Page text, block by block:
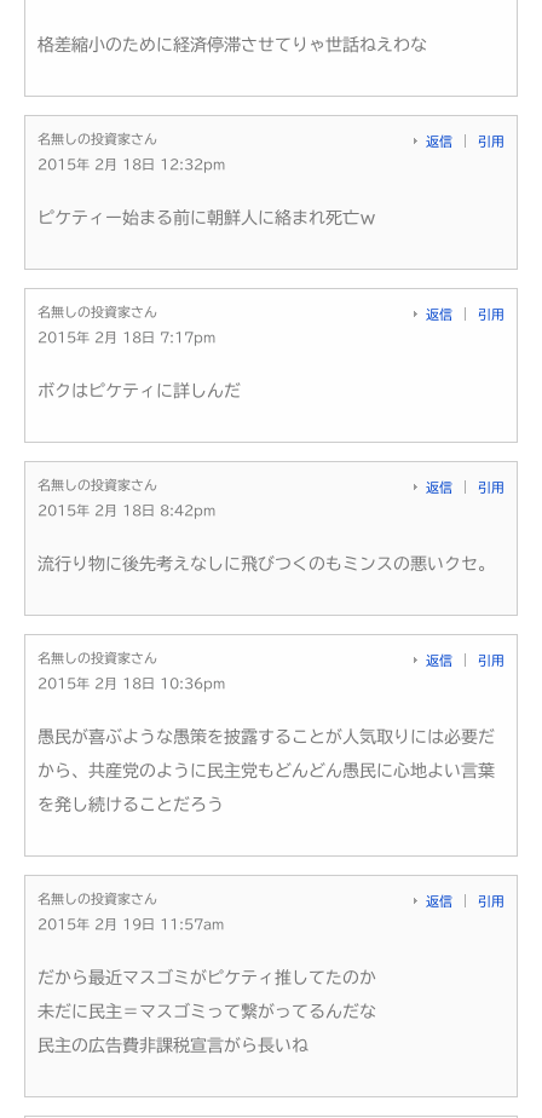
格差縮小のために経済停滞させてりゃ世話ねえわな
名無しの投資家さん
2015年 2月 18日 12:32pm
返信 引用
ピケティー始まる前に朝鮮人に絡まれ死亡ｗ
名無しの投資家さん
2015年 2月 18日 7:17pm
返信 引用
ボクはピケティに詳しんだ
名無しの投資家さん
2015年 2月 18日 8:42pm
返信 引用
流行り物に後先考えなしに飛びつくのもミンスの悪いクセ。
名無しの投資家さん
2015年 2月 18日 10:36pm
返信 引用
愚民が喜ぶような愚策を披露することが人気取りには必要だ
から、共産党のように民主党もどんどん愚民に心地よい言葉
を発し続けることだろう
名無しの投資家さん
2015年 2月 19日 11:57am
返信 引用
だから最近マスゴミがピケティ推してたのか
未だに民主＝マスゴミって繋がってるんだな
民主の広告費非課税宣言がら長いね